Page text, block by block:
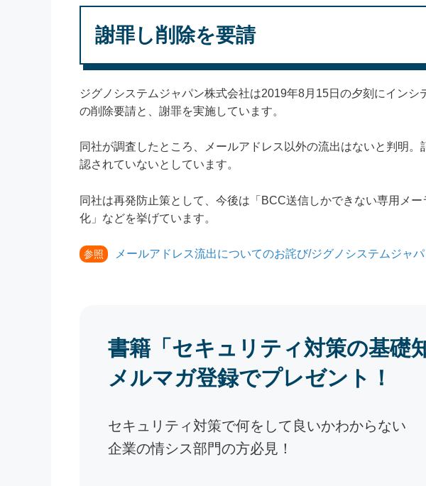
謝罪し削除を要請
ジグノシステムジャパン株式会社は2019年8月15日の夕刻にイン
の削除要請と、謝罪を実施しています。
同社が調査したところ、メールアドレス以外の流出はないと判明
認されていないとしています。
同社は再発防止策として、今後は「BCC送信しかできない専用メ
化」などを挙げています。
参照 メールアドレス流出についてのお詫び/ジグノシステムジャ
書籍「セキュリティ対策の基礎
メルマガ登録でプレゼント！
セキュリティ対策で何をして良いかわからない
企業の情シス部門の方必見！